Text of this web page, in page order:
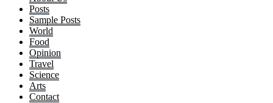
Posts
Sample Posts
World
Food
Opinion
Travel
Science
Arts
Contact